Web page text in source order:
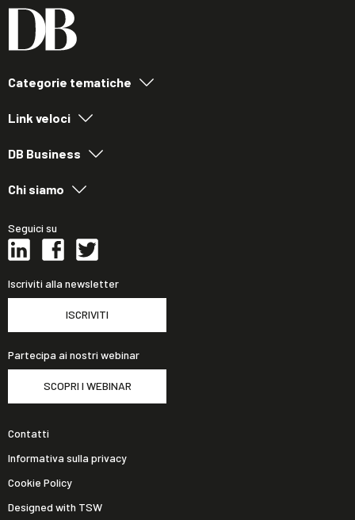
Categorie tematiche
Link veloci
DB Business
Chi siamo
Seguici su
Iscriviti alla newsletter
ISCRIVITI
Partecipa ai nostri webinar
SCOPRI I WEBINAR
Contatti
Informativa sulla privacy
Cookie Policy
Designed with TSW